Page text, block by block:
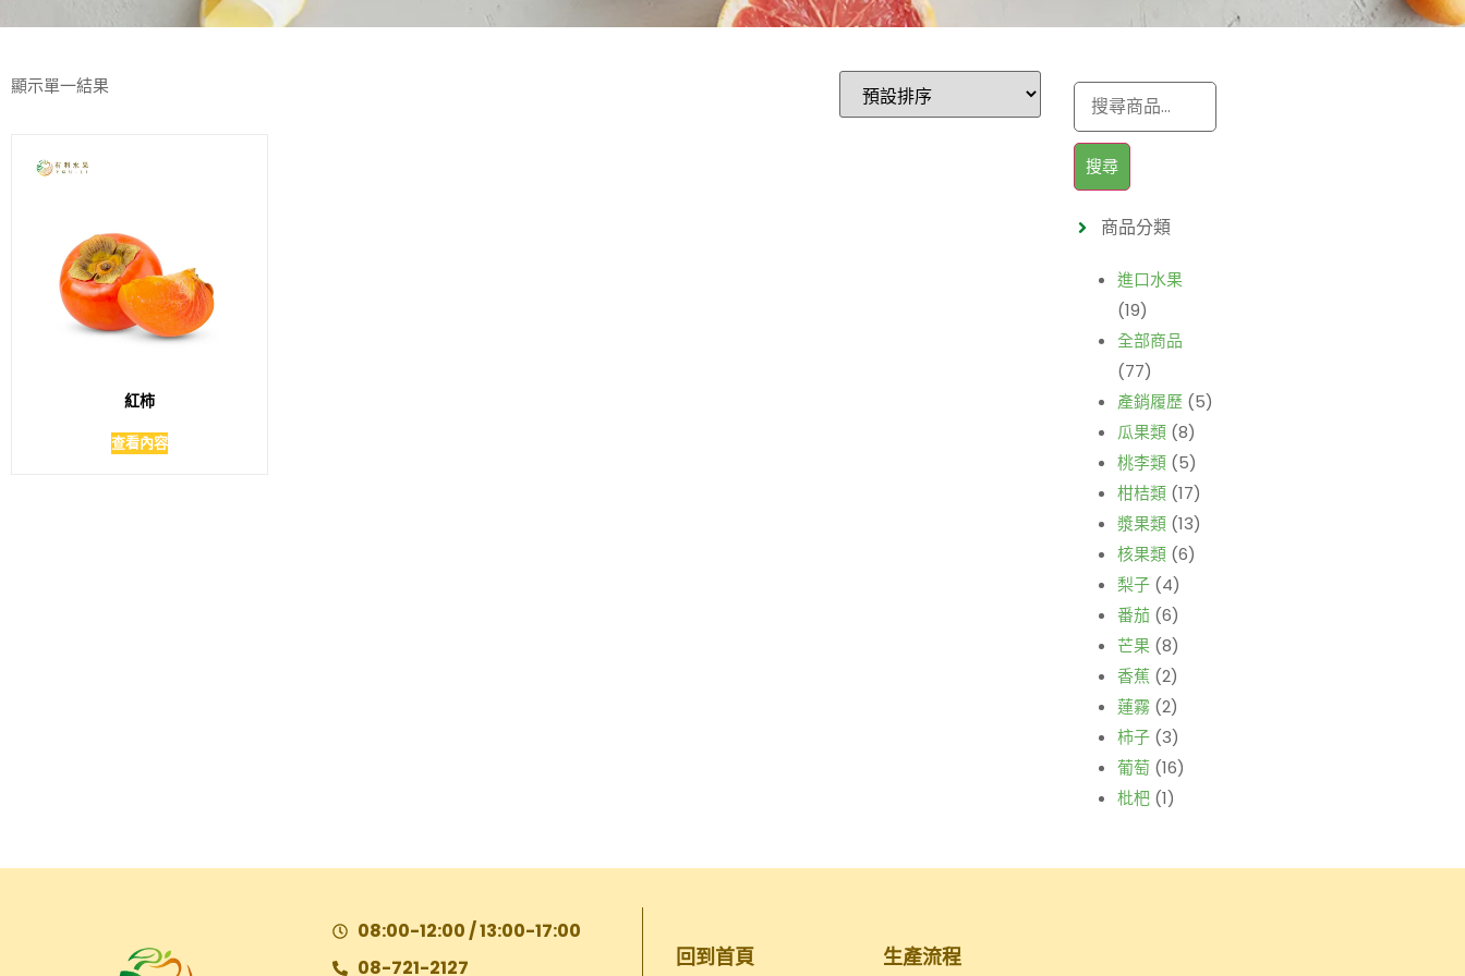
顯示單一結果
紅柿
查看內容
搜尋
商品分類
進口水果
(19)
全部商品
(77)
產銷履歷 (5)
瓜果類 (8)
桃李類 (5)
柑桔類 (17)
漿果類 (13)
核果類 (6)
梨子 (4)
番茄 (6)
芒果 (8)
香蕉 (2)
蓮霧 (2)
柿子 (3)
葡萄 (16)
枇杷 (1)
08:00-12:00 / 13:00-17:00
08-721-2127
回到首頁 生產流程